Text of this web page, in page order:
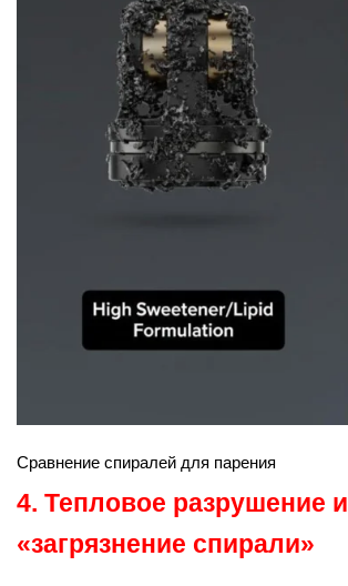
Сравнение спиралей для парения
4. Тепловое разрушение и
«загрязнение спирали»